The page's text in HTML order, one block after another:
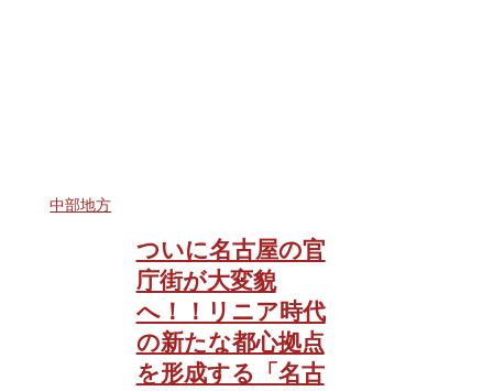
中部地方
ついに名古屋の官
庁街が大変貌
へ！！リニア時代
の新たな都心拠点
を形成する「名古